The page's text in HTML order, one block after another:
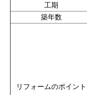
工期
築年数
リフォームのポイント